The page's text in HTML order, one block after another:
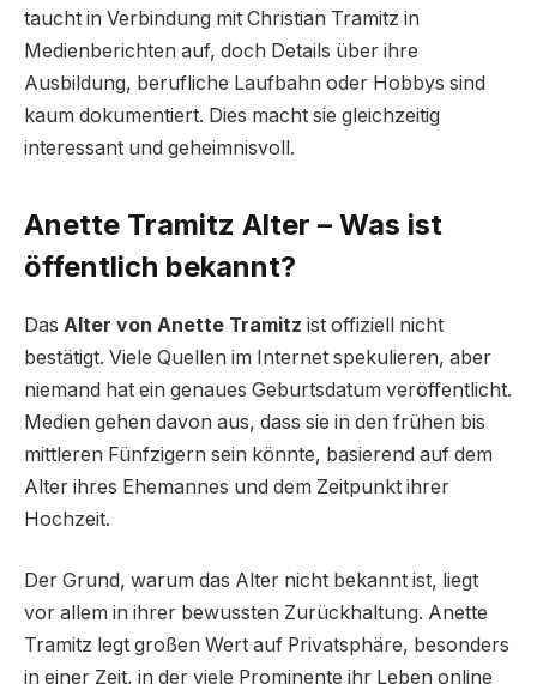
taucht in Verbindung mit Christian Tramitz in
Medienberichten auf, doch Details über ihre
Ausbildung, berufliche Laufbahn oder Hobbys sind
kaum dokumentiert. Dies macht sie gleichzeitig
interessant und geheimnisvoll.
Anette Tramitz Alter – Was ist
öffentlich bekannt?
Das Alter von Anette Tramitz ist offiziell nicht
bestätigt. Viele Quellen im Internet spekulieren, aber
niemand hat ein genaues Geburtsdatum veröffentlicht.
Medien gehen davon aus, dass sie in den frühen bis
mittleren Fünfzigern sein könnte, basierend auf dem
Alter ihres Ehemannes und dem Zeitpunkt ihrer
Hochzeit.
Der Grund, warum das Alter nicht bekannt ist, liegt
vor allem in ihrer bewussten Zurückhaltung. Anette
Tramitz legt großen Wert auf Privatsphäre, besonders
in einer Zeit, in der viele Prominente ihr Leben online